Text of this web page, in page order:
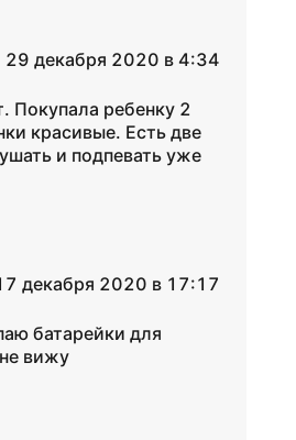
29 декабря 2020 в 4:34
Покупала ребенку 2
красивые. Есть две
и подпевать уже
декабря 2020 в 17:17
батарейки для
вижу